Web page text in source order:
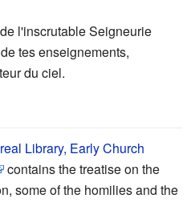
l'inscrutable Seigneurie
tes enseignements,
du ciel.
Library, Early Church
contains the treatise on the
some of the homilies and the